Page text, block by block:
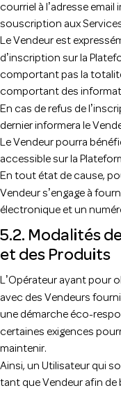
courriel à l ’adresse email
souscription aux
Le Vendeur est
d ’inscription sur la
comportant pas la
comportant des
En cas de refus de l ’
dernier informera le
Le Vendeur pourra
accessible sur la
En tout état de cause,
Vendeur s’engage à
électronique et un
5.2. Modalités
et des Produits
L’Opérateur ayant pour
avec des Vendeurs
une démarche éco-
certaines exigences
maintenir.
Ainsi, un Utilisateur qui
tant que Vendeur afin de
En installant